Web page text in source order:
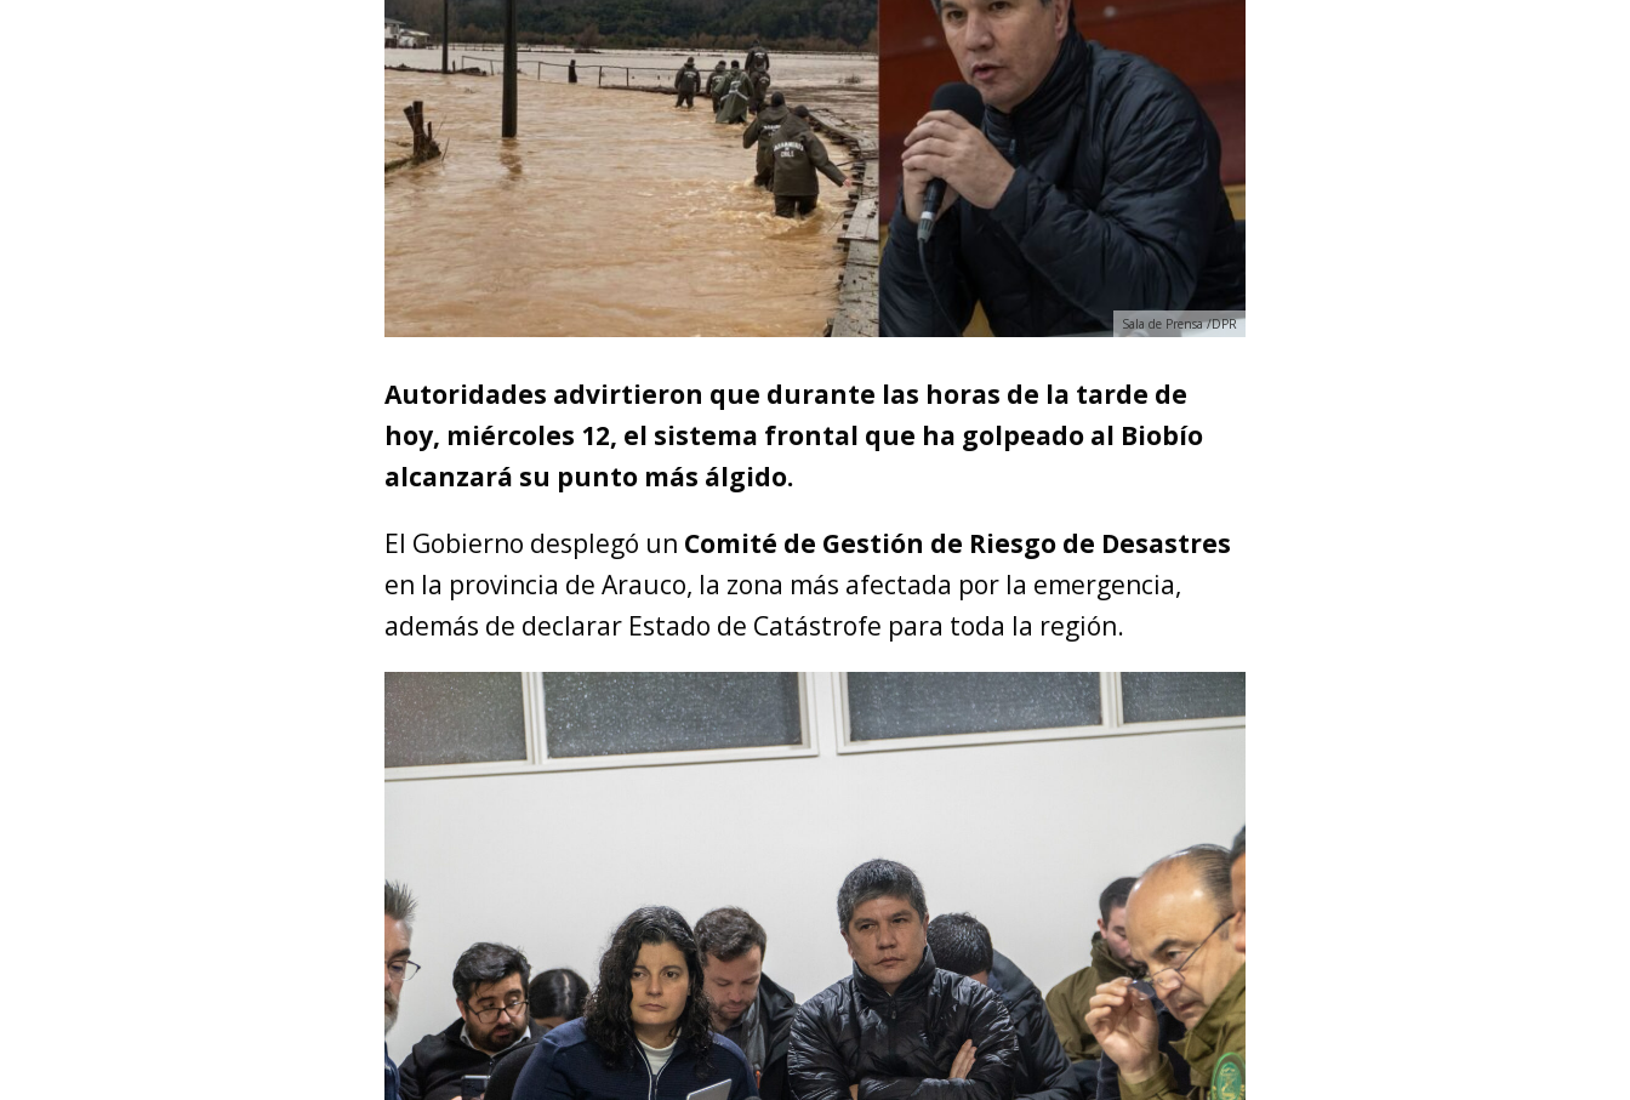
Sala de Prensa /DPR
Autoridades advirtieron que durante las horas de la tarde de
hoy, miércoles 12, el sistema frontal que ha golpeado al Biobío
alcanzará su punto más álgido.
El Gobierno desplegó un Comité de Gestión de Riesgo de Desastres
en la provincia de Arauco, la zona más afectada por la emergencia,
además de declarar Estado de Catástrofe para toda la región.